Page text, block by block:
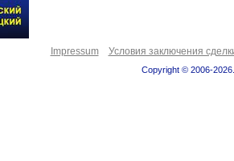
Impressum Условия заключения
Copyright © 2006-